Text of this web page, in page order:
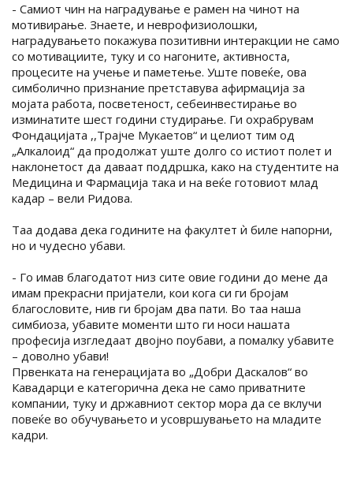
- Самиот чин на наградување е рамен на чинот на
мотивирање. Знаете, и неврофизиолошки,
наградувањето покажува позитивни интеракции не само
со мотивациите, туку и со нагоните, активноста,
процесите на учење и паметење. Уште повеќе, ова
симболично признание претставува афирмација за
мојата работа, посветеност, себеинвестирање во
изминатите шест години студирање. Ги охрабрувам
Фондацијата ,,Трајче Мукаетов“ и целиот тим од
„Алкалоид“ да продолжат уште долго со истиот полет и
наклонетост да даваат поддршка, како на студентите на
Медицина и Фармација така и на веќе готовиот млад
кадар – вели Ридова.
Таа додава дека годините на факултет ѝ биле напорни,
но и чудесно убави.
- Го имав благодатот низ сите овие години до мене да
имам прекрасни пријатели, кои кога си ги бројам
благословите, нив ги бројам два пати. Во таа наша
симбиоза, убавите моменти што ги носи нашата
професија изгледаат двојно поубави, а помалку убавите
– доволно убави!
Првенката на генерацијата во „Добри Даскалов“ во
Кавадарци е категорична дека не само приватните
компании, туку и државниот сектор мора да се вклучи
повеќе во обучувањето и усовршувањето на младите
кадри.